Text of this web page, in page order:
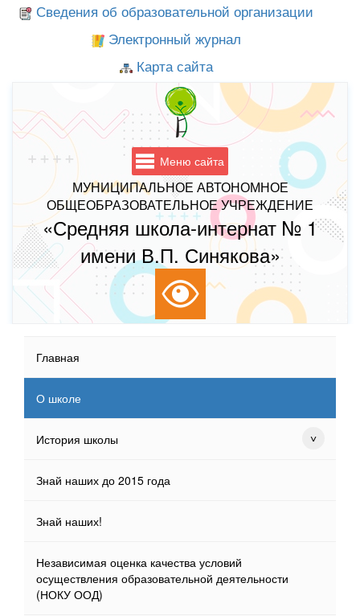
Сведения об образовательной организации
Электронный журнал
Карта сайта
Меню сайта
МУНИЦИПАЛЬНОЕ АВТОНОМНОЕ
ОБЩЕОБРАЗОВАТЕЛЬНОЕ УЧРЕЖДЕНИЕ
«Средняя школа-интернат № 1
имени В.П. Синякова»
Главная
О школе
История школы
Знай наших до 2015 года
Знай наших!
Независимая оценка качества условий
осуществления образовательной деятельности
(НОКУ ООД)